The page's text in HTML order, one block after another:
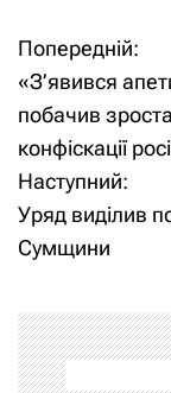
Н
а
в
і
г
а
ц
Попередній:
«З’явився
побачив
конфіскації
Наступний:
Уряд виділив
Сумщини